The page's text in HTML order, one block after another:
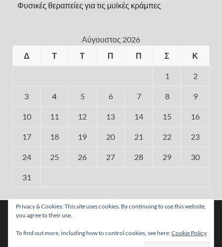
Φυσικές θεραπείες για τις μυϊκές κράμπες
Αύγουστος 2026
Δ
Τ Τ Π Π Σ Κ
1 2
3 4 5 6 7 8 9
10 11 12 13 14 15 16
17 18 19 20 21 22 23
24 25 26 27 28 29 30
31
« Ιούλ
Χρησιμοποιούμε cookies για να σας προσφέρουμε τη
βέλτιστη εμπειρία πλοήγησης στον ιστότοπό μας.
Μπορείτε να μάθετε ποια cookies χρησιμοποιούμε ή να τα
απενεργοποιήσετε στιςρυθμίσεις
Privacy & Cookies: This site uses cookies. By continuing to use this website,
you agree to their use.
To find out more, including how to control cookies, see here:Cookie Policy